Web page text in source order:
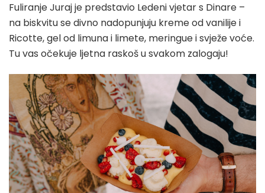
Fuliranje Juraj je predstavio Ledeni vjetar s Dinare –
na biskvitu se divno nadopunjuju kreme od vanilije i
Ricotte, gel od limuna i limete, meringue i svježe voće.
Tu vas očekuje ljetna raskoš u svakom zalogaju!